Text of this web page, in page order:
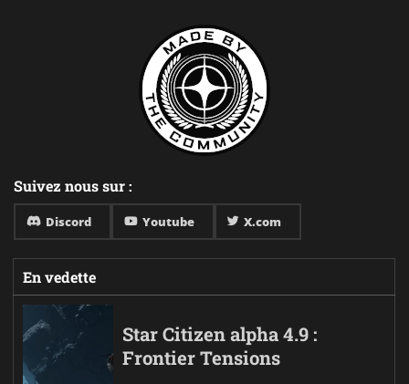
Suivez nous sur :
Discord Youtube X.com
En vedette
Star Citizen alpha 4.9 :
Frontier Tensions